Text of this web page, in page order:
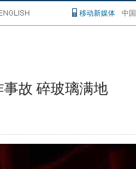
移动新媒体 中
故 碎玻璃满地